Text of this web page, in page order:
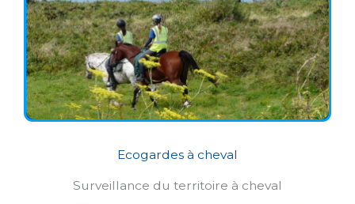
Ecogardes à cheval
Surveillance du territoire à cheval